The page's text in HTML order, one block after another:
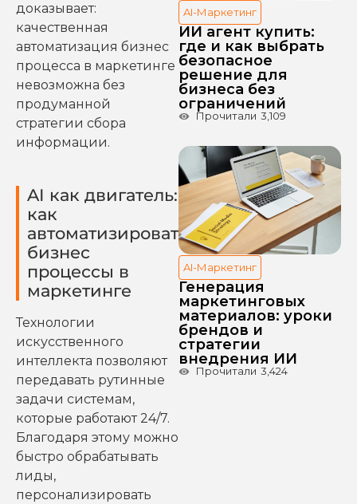
доказывает:
качественная
автоматизация бизнес
процесса в маркетинге
невозможна без
продуманной
стратегии сбора
информации.
AI как двигатель:
как
автоматизировать
бизнес
процессы в
маркетинге
Технологии
искусственного
интеллекта позволяют
передавать рутинные
задачи системам,
которые работают 24/7.
Благодаря этому можно
быстро обрабатывать
лиды,
персонализировать
AI-Маркетинг
ИИ агент купить:
где и как выбрать
безопасное
решение для
бизнеса без
ограничений
Прочитали 3,109
AI-Маркетинг
Генерация
маркетинговых
материалов: уроки
брендов и
стратегии
внедрения ИИ
Прочитали 3,424